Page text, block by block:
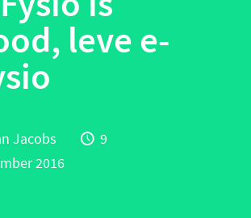
leve e-
Jacobs
9
2016